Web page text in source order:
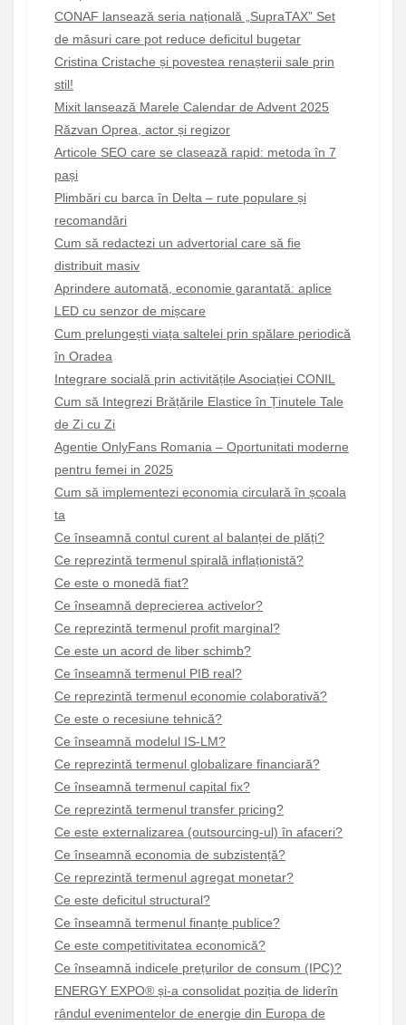
CONAF lansează seria națională „SupraTAX” Set
de măsuri care pot reduce deficitul bugetar
Cristina Cristache și povestea renașterii sale prin
stil!
Mixit lansează Marele Calendar de Advent 2025
Răzvan Oprea, actor și regizor
Articole SEO care se clasează rapid: metoda în 7
pași
Plimbări cu barca în Delta – rute populare și
recomandări
Cum să redactezi un advertorial care să fie
distribuit masiv
Aprindere automată, economie garantată: aplice
LED cu senzor de mișcare
Cum prelungești viața saltelei prin spălare periodică
în Oradea
Integrare socială prin activitățile Asociației CONIL
Cum să Integrezi Brățările Elastice în Ținutele Tale
de Zi cu Zi
Agentie OnlyFans Romania – Oportunitati moderne
pentru femei in 2025
Cum să implementezi economia circulară în școala
ta
Ce înseamnă contul curent al balanței de plăți?
Ce reprezintă termenul spirală inflaționistă?
Ce este o monedă fiat?
Ce înseamnă deprecierea activelor?
Ce reprezintă termenul profit marginal?
Ce este un acord de liber schimb?
Ce înseamnă termenul PIB real?
Ce reprezintă termenul economie colaborativă?
Ce este o recesiune tehnică?
Ce înseamnă modelul IS-LM?
Ce reprezintă termenul globalizare financiară?
Ce înseamnă termenul capital fix?
Ce reprezintă termenul transfer pricing?
Ce este externalizarea (outsourcing-ul) în afaceri?
Ce înseamnă economia de subzistență?
Ce reprezintă termenul agregat monetar?
Ce este deficitul structural?
Ce înseamnă termenul finanțe publice?
Ce este competitivitatea economică?
Ce înseamnă indicele prețurilor de consum (IPC)?
ENERGY EXPO® și-a consolidat poziția de liderîn
rândul evenimentelor de energie din Europa de